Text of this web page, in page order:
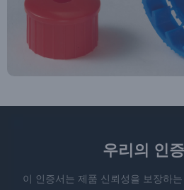
우리의 인
이 인증서는 제품 신뢰성을 보장하